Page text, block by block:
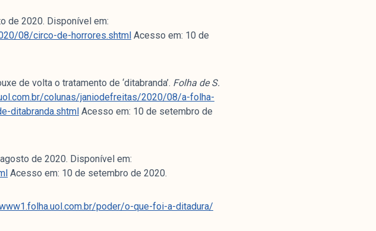
de 2020. Disponível em:
08/circo-de-horrores.shtml Acesso em: 10 de
de volta o tratamento de ‘ditabranda’. Folha de S.
colunas/janiodefreitas/2020/08/a-folha-
ditabranda.shtml Acesso em: 10 de setembro de
de 2020. Disponível em:
Acesso em: 10 de setembro de 2020.
poder/o-que-foi-a-ditadura/